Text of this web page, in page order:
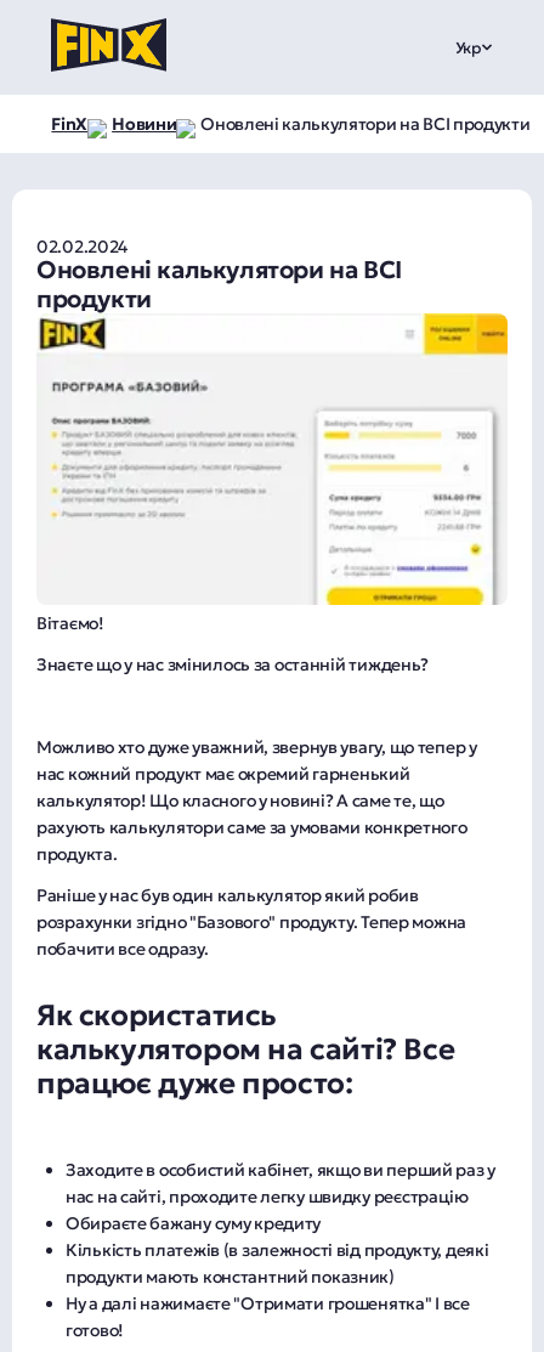
Укр
FinX Новини Оновлені калькулятори на ВСІ продукти
02.02.2024
Оновлені калькулятори на ВСІ
продукти
Вітаємо!
Знаєте що у нас змінилось за останній тиждень?
Можливо хто дуже уважний, звернув увагу, що тепер у
нас кожний продукт має окремий гарненький
калькулятор! Що класного у новині? А саме те, що
рахують калькулятори саме за умовами конкретного
продукта.
Раніше у нас був один калькулятор який робив
розрахунки згідно "Базового" продукту. Тепер можна
побачити все одразу.
Як скористатись
калькулятором на сайті? Все
працює дуже просто:
Заходите в особистий кабінет, якщо ви перший раз у
нас на сайті, проходите легку швидку реєстрацію
Обираєте бажану суму кредиту
Кількість платежів (в залежності від продукту, деякі
продукти мають константний показник)
Ну а далі нажимаєте "Отримати грошенятка" І все
готово!